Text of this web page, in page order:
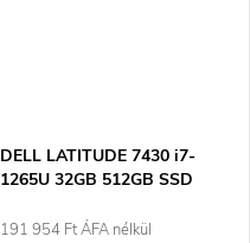
DELL LATITUDE 7430 i7-
1265U 32GB 512GB SSD
FHD(érintőképernyős+LTE)
191 954 Ft ÁFA nélkül